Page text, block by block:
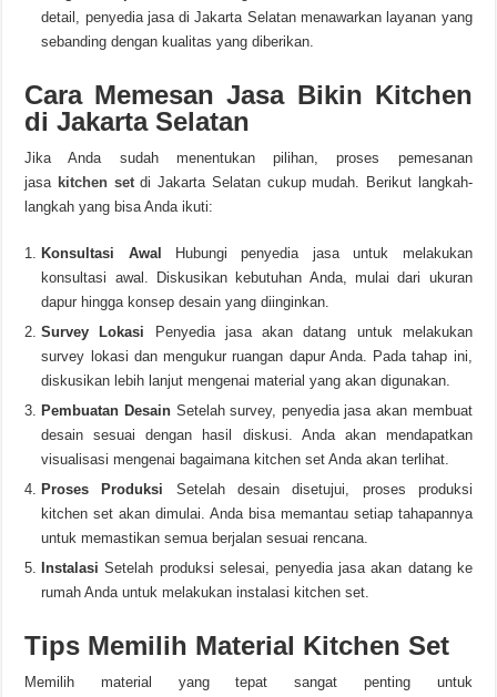
detail, penyedia jasa di Jakarta Selatan menawarkan layanan yang
sebanding dengan kualitas yang diberikan.
Cara Memesan Jasa Bikin Kitchen
di Jakarta Selatan
Jika Anda sudah menentukan pilihan, proses pemesanan
jasa kitchen set di Jakarta Selatan cukup mudah. Berikut langkah-
langkah yang bisa Anda ikuti:
Konsultasi Awal
Hubungi penyedia jasa untuk melakukan
konsultasi awal. Diskusikan kebutuhan Anda, mulai dari ukuran
dapur hingga konsep desain yang diinginkan.
Survey Lokasi Penyedia jasa akan datang untuk melakukan
survey lokasi dan mengukur ruangan dapur Anda. Pada tahap ini,
diskusikan lebih lanjut mengenai material yang akan digunakan.
Pembuatan DesainSetelah survey, penyedia jasa akan membuat
desain sesuai dengan hasil diskusi. Anda akan mendapatkan
visualisasi mengenai bagaimana kitchen set Anda akan terlihat.
Proses Produksi Setelah desain disetujui, proses produksi
kitchen set akan dimulai. Anda bisa memantau setiap tahapannya
untuk memastikan semua berjalan sesuai rencana.
Instalasi Setelah produksi selesai, penyedia jasa akan datang ke
rumah Anda untuk melakukan instalasi kitchen set.
Tips Memilih Material Kitchen Set
Memilih material yang tepat sangat penting untuk